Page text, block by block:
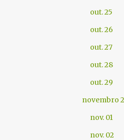
out. 25
out. 26
out. 27
out. 28
out. 29
novembro
nov. 01
nov. 02